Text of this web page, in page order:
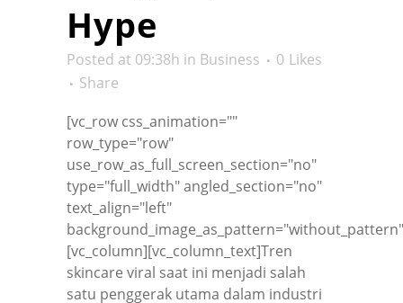
Hype
Posted at 09:38h in Business 0 Likes
Share
[vc_row css_animation=""
row_type="row"
use_row_as_full_screen_section="no"
type="full_width" angled_section="no"
text_align="left"
[vc_column][vc_column_text]Tren
skincare viral saat ini menjadi salah
satu penggerak utama dalam industri